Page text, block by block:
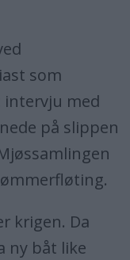
som
intervju med
på slippen
krigen. Da
ny båt like